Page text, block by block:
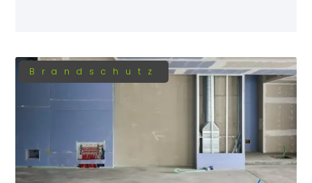
Brandschutz